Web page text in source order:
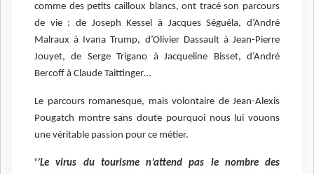
comme des petits cailloux blancs, ont tracé son parcours
de vie : de Joseph Kessel à Jacques Séguéla, d’André
Malraux à Ivana Trump, d’Olivier Dassault à Jean-Pierre
Jouyet, de Serge Trigano à Jacqueline Bisset, d’André
Bercoff à Claude Taittinger…
Le parcours romanesque, mais volontaire de Jean-Alexis
Pougatch montre sans doute pourquoi nous lui vouons
une véritable passion pour ce métier.
‘’Le virus du tourisme n’attend pas le nombre des